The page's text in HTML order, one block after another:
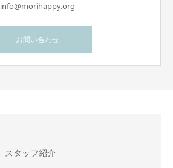
info@morihappy.org
お問い合わせ
スタッフ紹介